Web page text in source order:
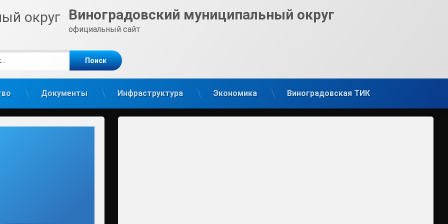
Виноградовский муниципальный округ
официальный сайт
Документы Инфраструктура Экономика Виноградовская ТИК